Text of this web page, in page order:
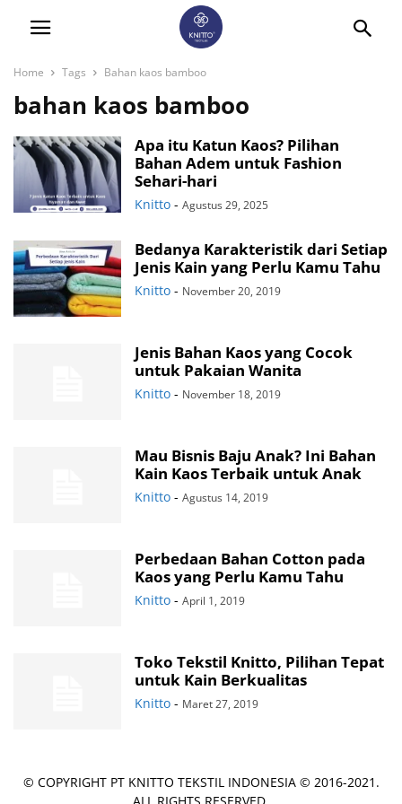
Home Tags Bahan kaos bamboo
bahan kaos bamboo
Apa itu Katun Kaos? Pilihan
Bahan Adem untuk Fashion
Sehari-hari
Knitto - Agustus 29, 2025
Bedanya Karakteristik dari Setiap
Jenis Kain yang Perlu Kamu Tahu
Knitto - November 20, 2019
Jenis Bahan Kaos yang Cocok
untuk Pakaian Wanita
Knitto - November 18, 2019
Mau Bisnis Baju Anak? Ini Bahan
Kain Kaos Terbaik untuk Anak
Knitto - Agustus 14, 2019
Perbedaan Bahan Cotton pada
Kaos yang Perlu Kamu Tahu
Knitto - April 1, 2019
Toko Tekstil Knitto, Pilihan Tepat
untuk Kain Berkualitas
Knitto - Maret 27, 2019
© COPYRIGHT PT KNITTO TEKSTIL INDONESIA © 2016-2021.